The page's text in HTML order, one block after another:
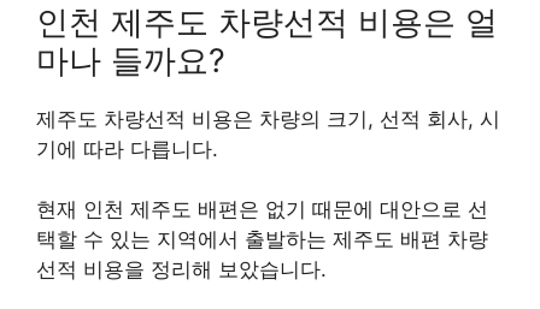
인천 제주도 차량선적 비용은 얼
마나 들까요?
제주도 차량선적 비용은 차량의 크기, 선적 회사, 시
기에 따라 다릅니다.
현재 인천 제주도 배편은 없기 때문에 대안으로 선
택할 수 있는 지역에서 출발하는 제주도 배편 차량
선적 비용을 정리해 보았습니다.